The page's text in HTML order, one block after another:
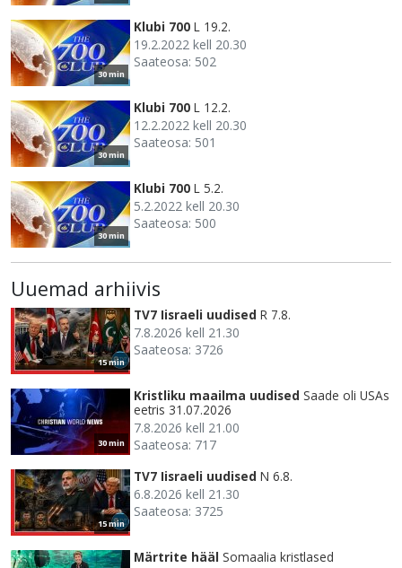
30 min
Klubi 700 L 19.2.
19.2.2022 kell 20.30
Saateosa: 502
30 min
Klubi 700 L 12.2.
12.2.2022 kell 20.30
Saateosa: 501
30 min
Klubi 700 L 5.2.
5.2.2022 kell 20.30
Saateosa: 500
Uuemad arhiivis
15 min
TV7 Iisraeli uudised R 7.8.
7.8.2026 kell 21.30
Saateosa: 3726
30 min
Kristliku maailma uudised Saade oli USAs
eetris 31.07.2026
7.8.2026 kell 21.00
Saateosa: 717
15 min
TV7 Iisraeli uudised N 6.8.
6.8.2026 kell 21.30
Saateosa: 3725
Märtrite hääl Somaalia kristlased